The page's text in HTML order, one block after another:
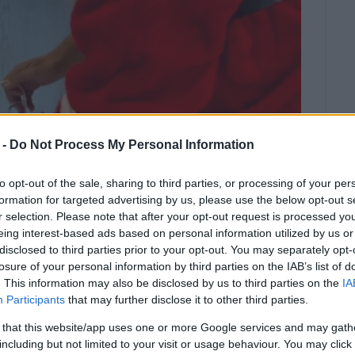
Do Not Process My Personal Information
opt-out of the sale, sharing to third parties, or processing of your
for targeted advertising by us, please use the below opt-out
selection. Please note that after your opt-out request is processed
interest-based ads based on personal information utilized by us
to third parties prior to your opt-out. You may separately
of your personal information by third parties on the IAB’s list of
This information may also be disclosed by us to third parties on the
Participants that may further disclose it to other third parties.
that this website/app uses one or more Google services and may
but not limited to your visit or usage behaviour. You may
ΚΟΡΩΝΑΚΗ
όλα τα παιδάκια γιατί ο σάκος
Cantores Solis όπως και το χορευτικό